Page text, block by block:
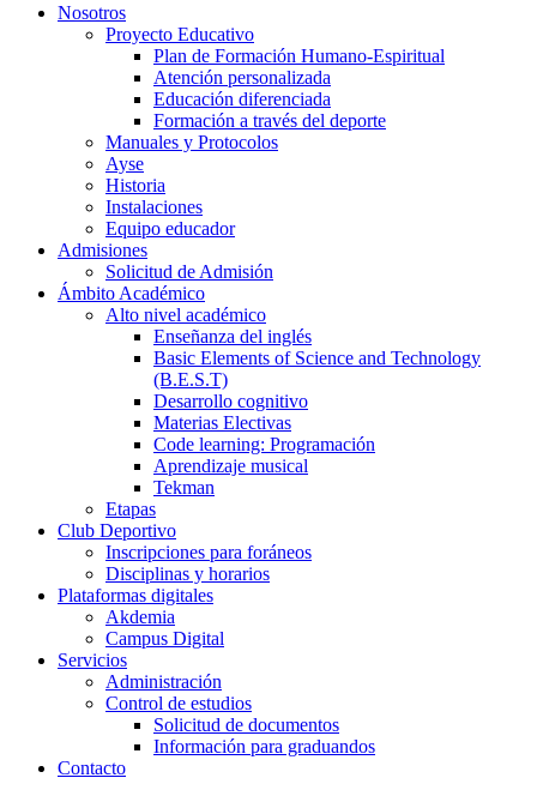
Nosotros
Proyecto Educativo
Plan de Formación Humano-Espiritual
Atención personalizada
Educación diferenciada
Formación a través del deporte
Manuales y Protocolos
Ayse
Historia
Instalaciones
Equipo educador
Admisiones
Solicitud de Admisión
Ámbito Académico
Alto nivel académico
Enseñanza del inglés
Basic Elements of Science and Technology
(B.E.S.T)
Desarrollo cognitivo
Materias Electivas
Code learning: Programación
Aprendizaje musical
Tekman
Etapas
Club Deportivo
Inscripciones para foráneos
Disciplinas y horarios
Plataformas digitales
Akdemia
Campus Digital
Servicios
Administración
Control de estudios
Solicitud de documentos
Información para graduandos
Contacto